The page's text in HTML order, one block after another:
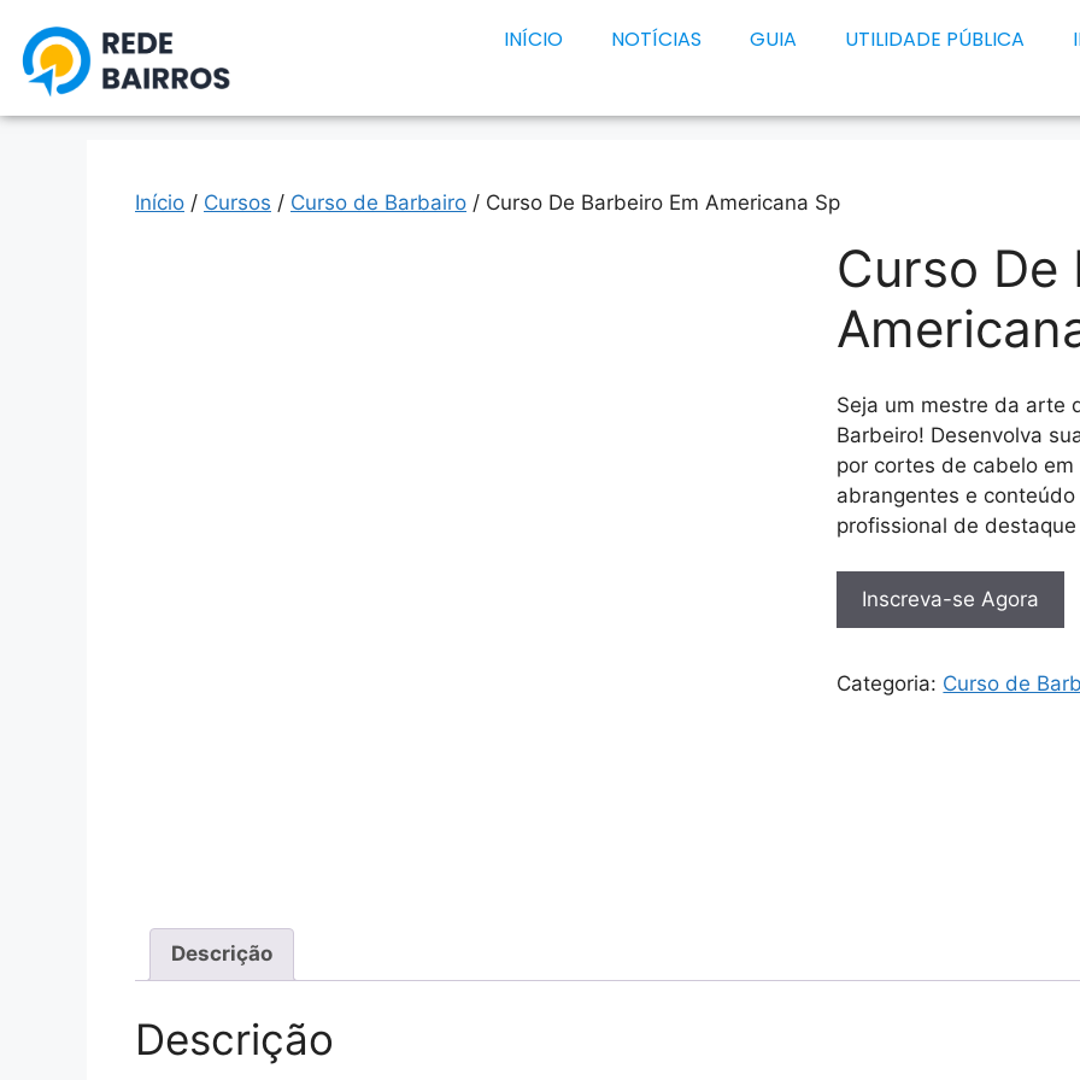
INÍCIO NOTÍCIAS GUIA UTILIDADE PÚBLICA
Início / Cursos / Curso de Barbairo / Curso De Barbeiro Em Americana Sp
Curso De
Seja um mestre da arte
Barbeiro! Desenvolva
por cortes de cabelo
abrangentes e
profissional de
Inscreva-se Agora
Categoria: Curso de
Descrição
Descrição